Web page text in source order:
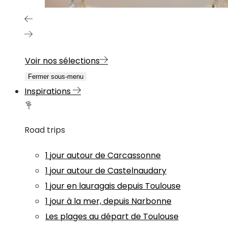
Voir nos sélections
Fermer sous-menu
Inspirations
Road trips
1 jour autour de Carcassonne
1 jour autour de Castelnaudary
1 jour en lauragais depuis Toulouse
1 jour à la mer, depuis Narbonne
Les plages au départ de Toulouse